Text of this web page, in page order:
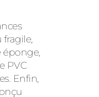
fragile,
éponge,
PVC
Enfin,